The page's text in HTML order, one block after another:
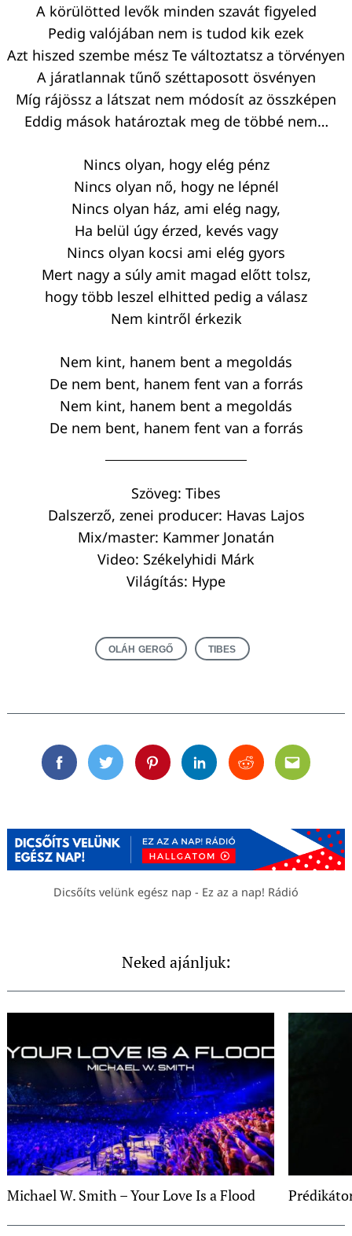
A körülötted levők minden szavát figyeled
Pedig valójában nem is tudod kik ezek
Azt hiszed szembe mész Te változtatsz a törvényen
A járatlannak tűnő széttaposott ösvényen
Míg rájössz a látszat nem módosít az összképen
Eddig mások határoztak meg de többé nem…
Nincs olyan, hogy elég pénz
Nincs olyan nő, hogy ne lépnél
Nincs olyan ház, ami elég nagy,
Ha belül úgy érzed, kevés vagy
Nincs olyan kocsi ami elég gyors
Mert nagy a súly amit magad előtt tolsz,
hogy több leszel elhitted pedig a válasz
Nem kintről érkezik
Nem kint, hanem bent a megoldás
De nem bent, hanem fent van a forrás
Nem kint, hanem bent a megoldás
De nem bent, hanem fent van a forrás
Szöveg: Tibes
Dalszerző, zenei producer: Havas Lajos
Mix/master: Kammer Jonatán
Video: Székelyhidi Márk
Világítás: Hype
OLÁH GERGŐ TIBES
FacebookTwitterPinterestLinkedinRedditEmail
Dicsőíts velünk egész nap - Ez az a nap! Rádió
Neked ajánljuk:
Michael W. Smith – Your Love Is a Flood